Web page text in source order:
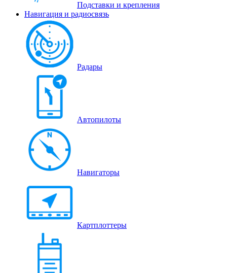
Подставки и крепления
Навигация и радиосвязь
Радары
Автопилоты
Навигаторы
Картплоттеры